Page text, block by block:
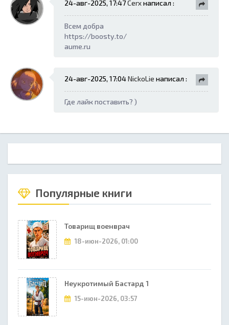
24-авг-2025, 17:47Cerxнаписал :
Всем добра
https://boosty.to/
aume.ru
24-авг-2025, 17:04NickoLie написал :
Где лайк поставить? )
Популярные книги
Товарищ военврач
18-июн-2026, 01:00
Неукротимый Бастард 1
15-июн-2026, 03:57